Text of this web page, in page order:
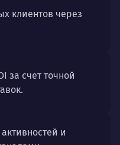
клиентов через
за счет точной
и